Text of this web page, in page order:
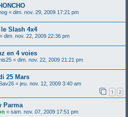
« dim. nov. 29, 2009 17:21 pm
Slash 4x4
« dim. nov. 22, 2009 22:36 pm
en 4 voies
« dim. nov. 22, 2009 21:21 pm
25 Mars
« jeu. nov. 12, 2009 3:40 am
1 2
Parma
« sam. nov. 07, 2009 17:51 pm